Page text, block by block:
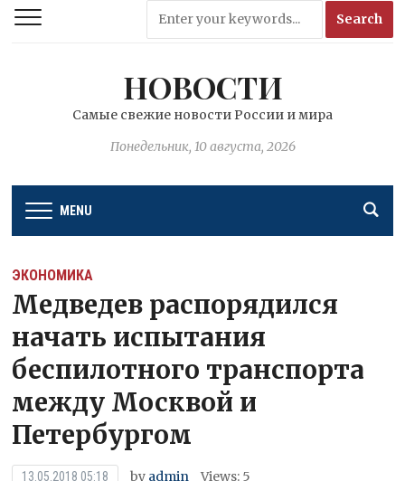
НОВОСТИ
Самые свежие новости России и мира
Понедельник, 10 августа, 2026
MENU
ЭКОНОМИКА
Медведев распорядился
начать испытания
беспилотного транспорта
между Москвой и
Петербургом
13.05.2018 05:18 by admin Views: 5